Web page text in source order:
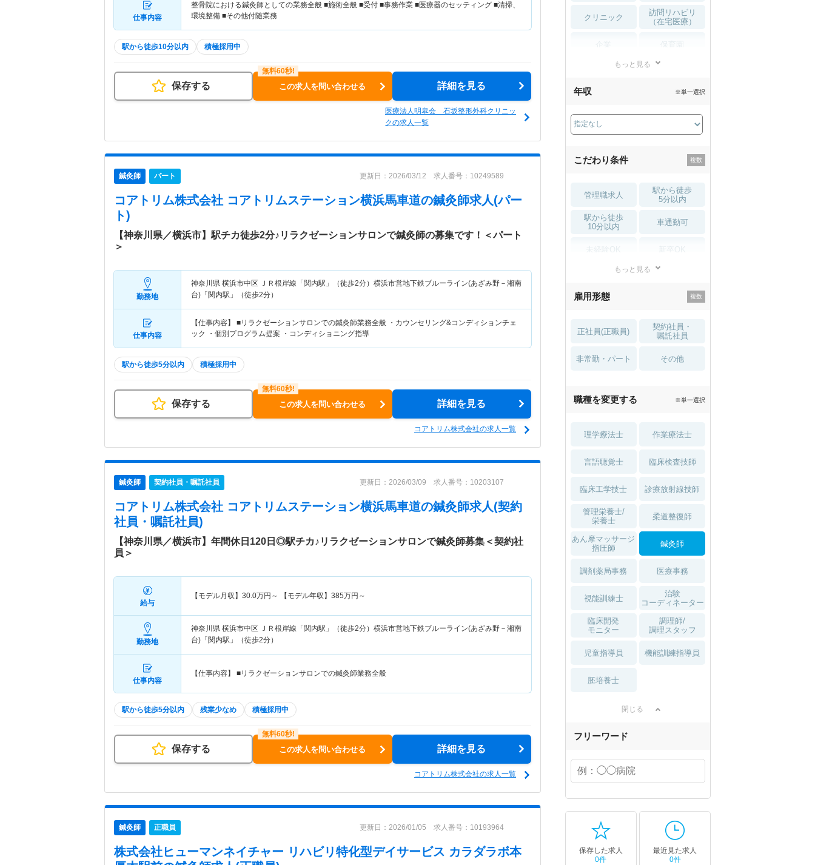
仕事内容
整骨院における鍼灸師としての業務全般 ■施術全般 ■受付 ■事務作業 ■医療器のセッティング ■清掃、
環境整備 ■その他付随業務
駅から徒歩10分以内 積極採用中
保存する この求人を問い合わせる 詳細を見る
医療法人明皐会 石坂整形外科クリニッ
クの求人一覧
鍼灸師 パート 更新日：2026/03/12 求人番号：10249589
コアトリム株式会社 コアトリムステーション横浜馬車道の鍼灸師求人(パー
ト)
【神奈川県／横浜市】駅チカ徒歩2分♪リラクゼーションサロンで鍼灸師の募集です！＜パート
＞
勤務地
神奈川県 横浜市中区 ＪＲ根岸線「関内駅」（徒歩2分）横浜市営地下鉄ブルーライン(あざみ野－湘南
台)「関内駅」（徒歩2分）
仕事内容
【仕事内容】 ■リラクゼーションサロンでの鍼灸師業務全般 ・カウンセリング&コンディションチェ
ック ・個別プログラム提案 ・コンディショニング指導
駅から徒歩5分以内 積極採用中
保存する この求人を問い合わせる 詳細を見る
コアトリム株式会社の求人一覧
鍼灸師 契約社員・嘱託社員 更新日：2026/03/09 求人番号：10203107
コアトリム株式会社 コアトリムステーション横浜馬車道の鍼灸師求人(契約
社員・嘱託社員)
【神奈川県／横浜市】年間休日120日◎駅チカ♪リラクゼーションサロンで鍼灸師募集＜契約社
員＞
給与
【モデル月収】 30.0万円～ 【モデル年収】 385万円～
勤務地
神奈川県 横浜市中区 ＪＲ根岸線「関内駅」（徒歩2分）横浜市営地下鉄ブルーライン(あざみ野－湘南
台)「関内駅」（徒歩2分）
仕事内容
【仕事内容】 ■リラクゼーションサロンでの鍼灸師業務全般
駅から徒歩5分以内 残業少なめ 積極採用中
保存する この求人を問い合わせる 詳細を見る
コアトリム株式会社の求人一覧
鍼灸師 正職員 更新日：2026/01/05 求人番号：10193964
株式会社ヒューマンネイチャー リハビリ特化型デイサービス カラダラボ本
クリニック
訪問リハビリ
（在宅医療）
薬局・
もっと見る
年収 ※単一選択
こだわり条件
管理職求人
駅から徒歩
5分以内
駅から徒歩
10分以内
車通勤可
住宅手当・補助
土日祝休 無資格 OK
積極採用中 WEB面接OK
もっと見る
雇用形態
正社員(正職員)
契約社員・
嘱託社員
非常勤・パート その他
職種を変更する ※単一選択
理学療法士 作業療法士
言語聴覚士 臨床検査技師
臨床工学技士 診療放射線技師
管理栄養士/
栄養士
柔道整復師
あん摩マッサージ
指圧師
鍼灸師
調剤薬局事務 医療事務
視能訓練士
治験
コーディネーター
臨床開発
モニター
調理師/
調理スタッフ
児童指導員 機能訓練指導員
胚培養士
閉じる
フリーワード
保存した求人
0件
最近見た求人
0件